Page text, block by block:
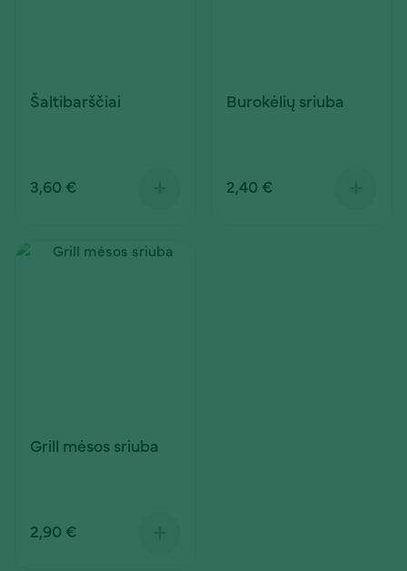
Šaltibarščiai
3,60 €
Burokėlių sriuba
2,40 €
Grill mėsos sriuba
2,90 €